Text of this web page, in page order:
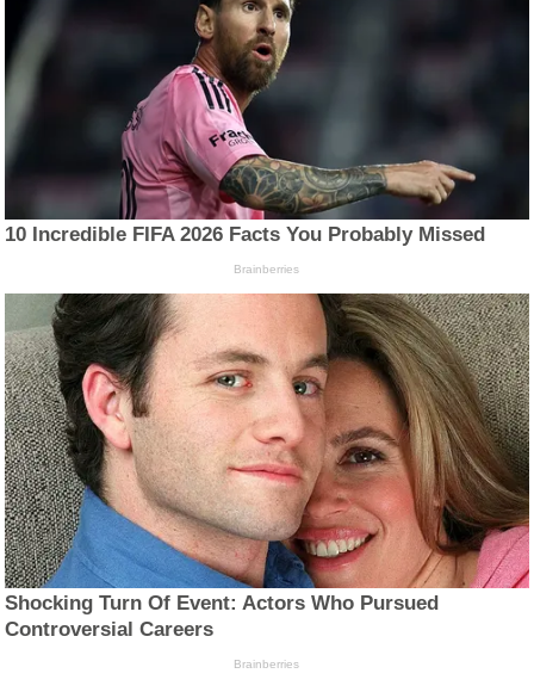
10 Incredible FIFA 2026 Facts You Probably Missed
Brainberries
Shocking Turn Of Event: Actors Who Pursued
Controversial Careers
Brainberries